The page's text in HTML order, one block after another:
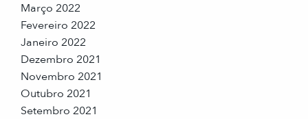
Março 2022
Fevereiro 2022
Janeiro 2022
Dezembro 2021
Novembro 2021
Outubro 2021
Setembro 2021